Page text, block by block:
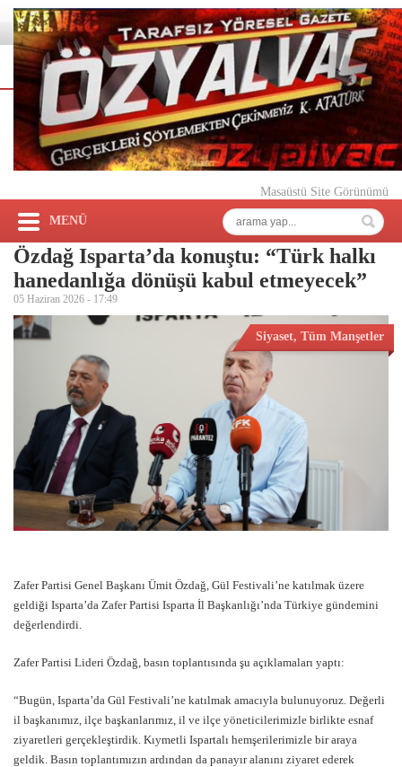
Masaüstü Site Görünümü
MENÜ
Özdağ Isparta’da konuştu: “Türk halkı
hanedanlığa dönüşü kabul etmeyecek”
05 Haziran 2026 - 17:49
Siyaset, Tüm Manşetler
Zafer Partisi Genel Başkanı Ümit Özdağ, Gül Festivali’ne katılmak üzere
geldiği Isparta’da Zafer Partisi Isparta İl Başkanlığı’nda Türkiye gündemini
değerlendirdi.
Zafer Partisi Lideri Özdağ, basın toplantısında şu açıklamaları yaptı:
“Bugün, Isparta’da Gül Festivali’ne katılmak amacıyla bulunuyoruz. Değerli
il başkanımız, ilçe başkanlarımız, il ve ilçe yöneticilerimizle birlikte esnaf
ziyaretleri gerçekleştirdik. Kıymetli Ispartalı hemşerilerimizle bir araya
geldik. Basın toplantımızın ardından da panayır alanını ziyaret ederek